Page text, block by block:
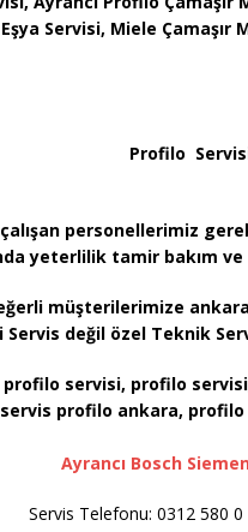
Eşya Servisi, Miele Çamaşır
Profilo
personellerimiz
yeterlilik tamir bakım
müşterilerimize
Servis değil özel Teknik
servisi, profilo
profilo ankara, profilo
Ayrancı Bosch
Servis Telefonu: 0312 580